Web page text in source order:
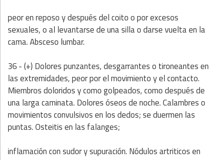
peor en reposo y después del coito o por excesos
sexuales, o al levantarse de una silla o darse vuelta en la
cama. Absceso lumbar.
36 - (+) Dolores punzantes, desgarrantes o tironeantes en
las extremidades, peor por el movimiento y el contacto.
Miembros doloridos y como golpeados, como después de
una larga caminata. Dolores óseos de noche. Calambres o
movimientos convulsivos en los dedos; se duermen las
puntas. Osteitis en las falanges;
inflamación con sudor y supuración. Nódulos artriticos en